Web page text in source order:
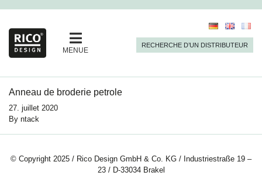
MENUE
RECHERCHE D’UN DISTRIBUTEUR
Anneau de broderie petrole
27. juillet 2020
By ntack
© Copyright 2025 / Rico Design GmbH & Co. KG / Industriestraße 19 –
23 / D-33034 Brakel